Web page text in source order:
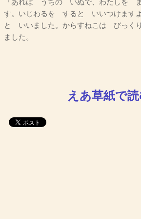
「あれは うちの いぬで、わたしを
す。いじわるを すると いいつけますよ
と いいました。からすねこは びっ
ました。
えあ草紙で